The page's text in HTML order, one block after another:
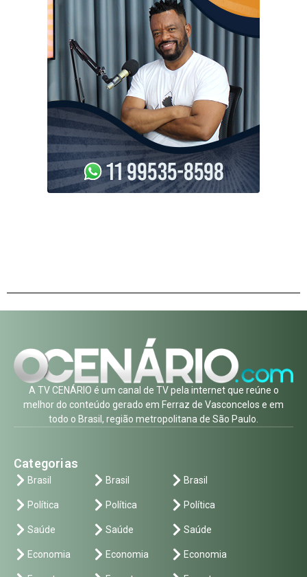
A TV CENÁRIO é um canal de TV pela internet que reúne o
melhor do conteúdo gerado em Ferraz de Vasconcelos e em
todo o Brasil, região metropolitana de São Paulo.
Categorias
Brasil
Política
Saúde
Economia
Brasil
Política
Saúde
Economia
Brasil
Política
Saúde
Economia